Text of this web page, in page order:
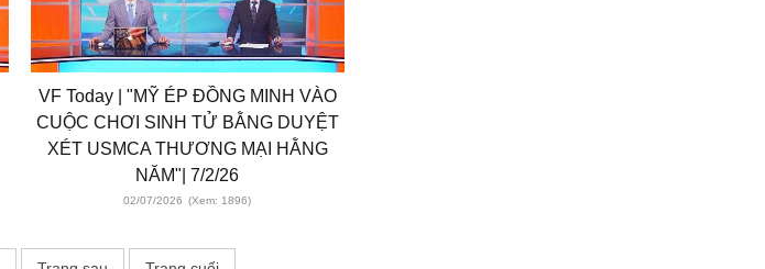
VF Today | "MỸ ÉP ĐỒNG MINH VÀO
CUỘC CHƠI SINH TỬ BẰNG DUYỆT
XÉT USMCA THƯƠNG MẠI HẰNG
NĂM"| 7/2/26
02/07/2026 (Xem: 1896)